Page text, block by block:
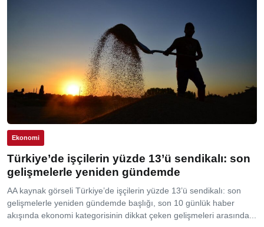
Ekonomi
Türkiye’de işçilerin yüzde 13’ü sendikalı: son
gelişmelerle yeniden gündemde
AA kaynak görseli Türkiye’de işçilerin yüzde 13’ü sendikalı: son
gelişmelerle yeniden gündemde başlığı, son 10 günlük haber
akışında ekonomi kategorisinin dikkat çeken gelişmeleri arasında...